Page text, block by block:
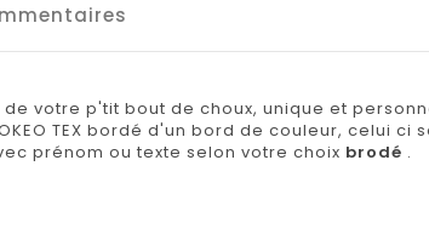
votre p'tit bout de choux, unique et
TEX bordé d'un bord de couleur, celui ci
prénom ou texte selon votre choix brodé .